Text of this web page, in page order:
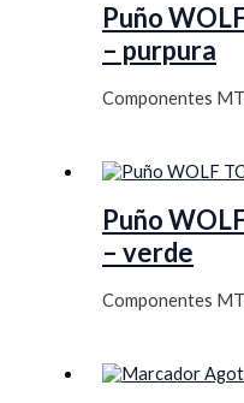
Puño
– purpura
Componentes
Puño
– verde
Componentes